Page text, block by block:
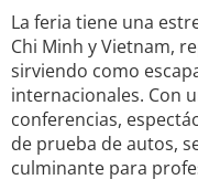
La feria tiene una
Chi Minh y Vietnam,
sirviendo como
internacionales. Con
conferencias,
de prueba de autos,
culminante para